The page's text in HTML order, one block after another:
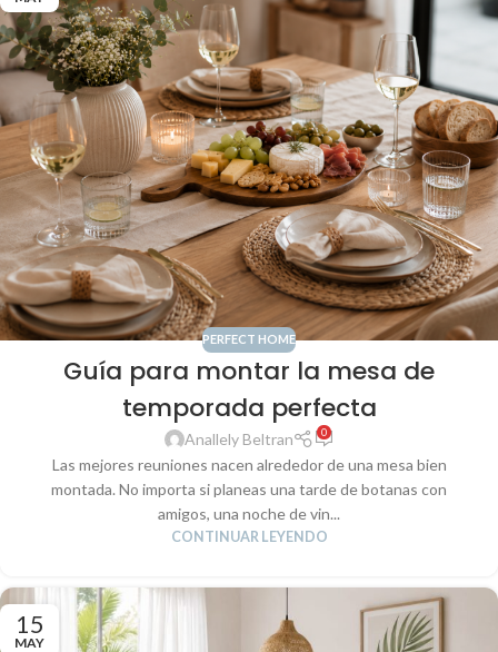
PERFECT HOME
Guía para montar la mesa de
temporada perfecta
Anallely Beltran 0
Las mejores reuniones nacen alrededor de una mesa bien
montada. No importa si planeas una tarde de botanas con
amigos, una noche de vin...
CONTINUAR LEYENDO
15
MAY